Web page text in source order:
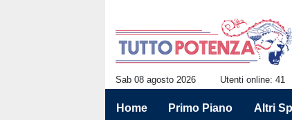
Sab 08 agosto 2026 Utenti online: 41
Home Primo Piano Altri